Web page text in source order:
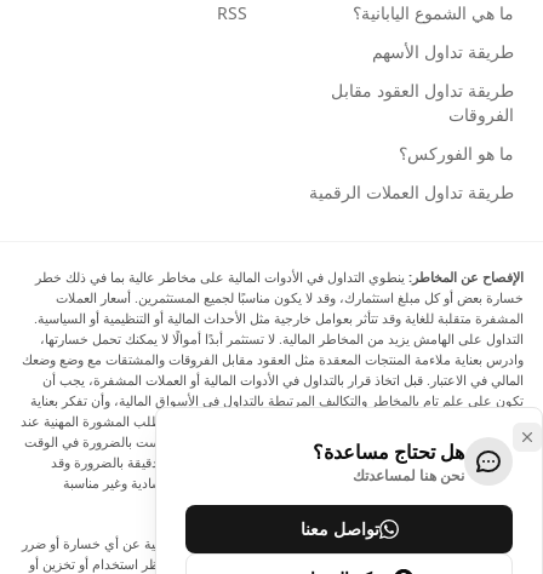
ما هي الشموع اليابانية؟
طريقة تداول الأسهم
طريقة تداول العقود مقابل
الفروقات
ما هو الفوركس؟
طريقة تداول العملات الرقمية
RSS
الإفصاح عن المخاطر: ينطوي التداول في الأدوات المالية على مخاطر عالية بما في ذلك خطر
خسارة بعض أو كل مبلغ استثمارك، وقد لا يكون مناسبًا لجميع المستثمرين. أسعار العملات
المشفرة متقلبة للغاية وقد تتأثر بعوامل خارجية مثل الأحداث المالية أو التنظيمية أو السياسية.
التداول على الهامش يزيد من المخاطر المالية. لا تستثمر أبدًا أموالًا لا يمكنك تحمل خسارتها،
وادرس بعناية ملاءمة المنتجات المعقدة مثل العقود مقابل الفروقات والمشتقات مع وضع وضعك
المالي في الاعتبار. قبل اتخاذ قرار بالتداول في الأدوات المالية أو العملات المشفرة، يجب أن
تكون على علم تام بالمخاطر والتكاليف المرتبطة بالتداول في الأسواق المالية، وأن تفكر بعناية
في أهدافك الاستثمارية ومستوى خبرتك ورغبتك في المخاطرة، وأن تطلب المشورة المهنية عند
الحاجة. تود Arincen أن تذكرك بأن البيانات الواردة في هذا الموقع ليست بالضرورة في الوقت
الفعلي وليست دقيقة. البيانات والأسعار الموجودة على الموقع ليست دقيقة بالضرورة وقد
تختلف عن السعر الفعلي في أي سوق معينة، مما يعني أن الأسعار إرشادية وغير مناسبة
لأغراض التداول.
لن يتحمل Arincen وأي مزود للبيانات الواردة في هذا الموقع المسؤولية عن أي خسارة أو ضرر
نتيجة لتداولك، أو اعتمادك على المعلومات الواردة في هذا الموقع. يحظر استخدام أو تخزين أو
هل تحتاج مساعدة؟
نحن هنا لمساعدتك
تواصل معنا